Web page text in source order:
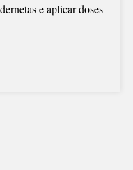
e aplicar doses